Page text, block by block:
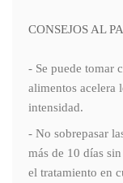
CONSEJOS AL
- Se puede tomar
alimentos acelera
intensidad.
- No sobrepasar
más de 10 días
el tratamiento en